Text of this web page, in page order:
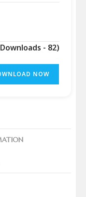
(Downloads - 82)
NOW